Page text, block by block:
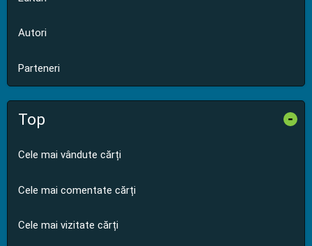
Autori
Parteneri
Top -
Cele mai vândute cărți
Cele mai comentate cărți
Cele mai vizitate cărți